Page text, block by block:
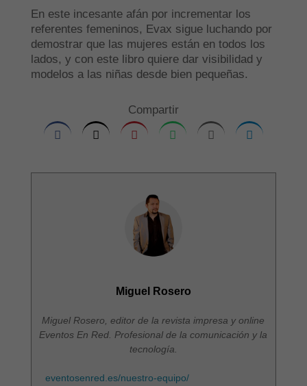
En este incesante afán por incrementar los
referentes femeninos, Evax sigue luchando por
demostrar que las mujeres están en todos los
lados, y con este libro quiere dar visibilidad y
modelos a las niñas desde bien pequeñas.
Compartir
Miguel Rosero
Miguel Rosero, editor de la revista impresa y online
Eventos En Red. Profesional de la comunicación y la
tecnología.
eventosenred.es/nuestro-equipo/